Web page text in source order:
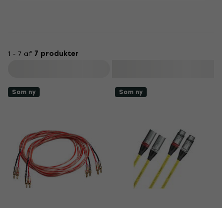
1 - 7 af 7 produkter
Som ny Som ny